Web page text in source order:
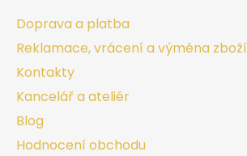
Doprava a platba
Reklamace, vrácení a výměna zboží
Kontakty
Kancelář a ateliér
Blog
Hodnocení obchodu